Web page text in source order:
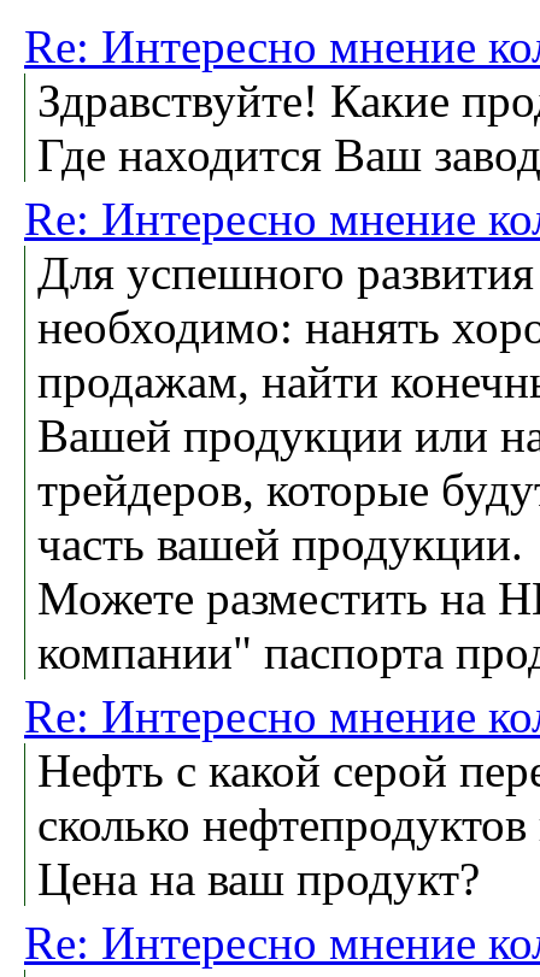
Re: Интересно мнение
Здравствуйте! Какие
Где находится Ваш
Re: Интересно мнение
Для успешного
необходимо: нанять
продажам, найти
Вашей продукции или
трейдеров, которые
часть вашей продукции.
Можете разместить на
компании" паспорта
Re: Интересно мнение
Нефть с какой серой
сколько
Цена на ваш продукт?
Re: Интересно мнение